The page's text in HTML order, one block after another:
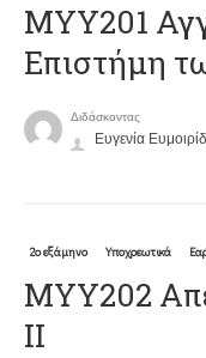
ΜΥΥ201
Επιστήμη
Διδάσκοντας
Ευγενία
2ο εξάμηνο Υποχρεωτικά
MYY202
ΙΙ